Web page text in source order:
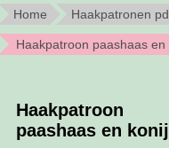
Home Haakpatronen
Haakpatroon paashaas en
Haakpatroon
paashaas en